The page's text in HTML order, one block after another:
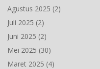
Agustus 2025 (2)
Juli 2025 (2)
Juni 2025 (2)
Mei 2025 (30)
Maret 2025 (4)